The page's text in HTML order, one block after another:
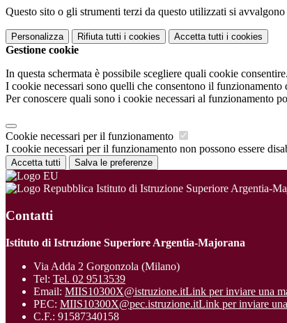
Questo sito o gli strumenti terzi da questo utilizzati si
Personalizza Rifiuta tutti i cookies Accetta tutti i cookies
Gestione cookie
In questa schermata è possibile scegliere quali cookie consentire.
I cookie necessari sono quelli che consentono il
Per conoscere quali sono i cookie necessari al funzionamento
Cookie necessari per il funzionamento
I cookie necessari per il funzionamento non possono essere
Accetta tutti Salva le preferenze
Istituto di Istruzione Superiore Argentia-
Contatti
Istituto di Istruzione Superiore Argentia-Majorana
Via Adda 2 Gorgonzola (Milano)
Tel: Tel. 02 9513539
Email: MIIS10300X@istruzione.itLink per inviare una
PEC: MIIS10300X@pec.istruzione.itLink per inviare
C.F.: 91587340158